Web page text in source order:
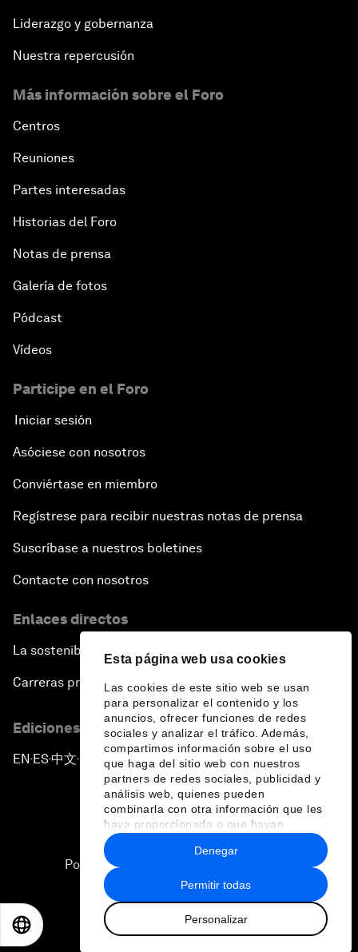
Esta página web usa cookies
Las cookies de este sitio web se usan
para personalizar el contenido y los
anuncios, ofrecer funciones de redes
sociales y analizar el tráfico. Además,
compartimos información sobre el uso
que haga del sitio web con nuestros
partners de redes sociales, publicidad y
análisis web, quienes pueden
combinarla con otra información que les
haya proporcionado o que hayan
recopilado a partir del uso que haya
hecho de sus servicios.
Permitir todas
Personalizar
Denegar
Liderazgo y gobernanza
Nuestra repercusión
Más información sobre el Foro
Centros
Reuniones
Partes interesadas
Historias del Foro
Notas de prensa
Galería de fotos
Pódcast
Vídeos
Participe en el Foro
Iniciar sesión
Asóciese con nosotros
Conviértase en miembro
Regístrese para recibir nuestras notas de prensa
Suscríbase a nuestros boletines
Contacte con nosotros
Enlaces directos
La sostenibilidad en el Foro
Carreras profesionales
Ediciones en otros idiomas
EN ▪ES▪中文▪ 日本語
Política de privacidad y normas de uso
Sitemap
2026 Foro Económico Mundial